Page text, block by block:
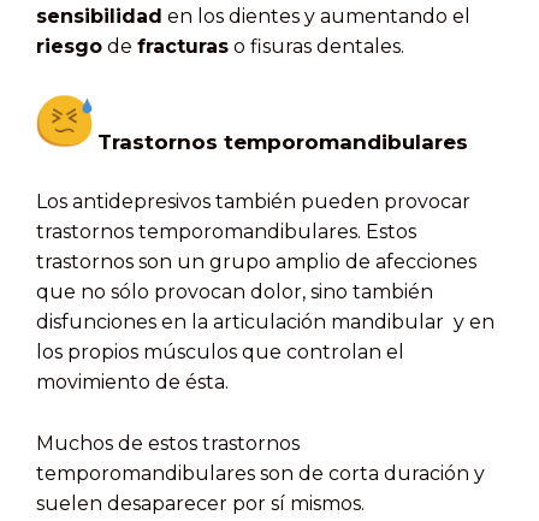
sensibilidad en los dientes y aumentando el
riesgo de fracturas o fisuras dentales.
Trastornos temporomandibulares
Los antidepresivos también pueden provocar
trastornos temporomandibulares. Estos
trastornos son un grupo amplio de afecciones
que no sólo provocan dolor, sino también
disfunciones en la articulación mandibular y en
los propios músculos que controlan el
movimiento de ésta.
Muchos de estos trastornos
temporomandibulares son de corta duración y
suelen desaparecer por sí mismos.